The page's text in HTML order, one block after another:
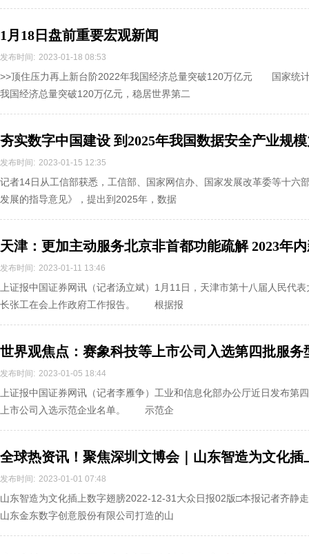
1月18日盘前重要宏观新闻
发布时间: 2023-01-18 08:53
>>顶住压力再上新台阶2022年我国经济总量突破120万亿元 国家统
我国经济总量突破120万亿元，稳居世界第二
夯实数字中国建设 到2025年我国数据安全产业规
发布时间: 2023-01-15 12:35
记者14日从工信部获悉，工信部、国家网信办、国家发展改革委等十六
发展的指导意见》，提出到2025年，数据
天津：更加主动服务北京非首都功能疏解 2023年
亿
发布时间: 2023-01-11 13:46
上证报中国证券网讯（记者汤立斌）1月11日，天津市第十八届人民代
长张工在会上作政府工作报告。 根据报
世界观焦点：赛象科技等上市公司入选第四批服务
发布时间: 2023-01-05 18:44
上证报中国证券网讯（记者李雁争）工业和信息化部办公厅近日发布第
上市公司入选示范企业名单。 示范企
全球热资讯！聚焦深圳文博会｜山东智造为文化插
发布时间: 2023-01-01 07:48
山东智造为文化插上数字翅膀2022-12-31大众日报02版□本报记者齐静
山东金东数字创意股份有限公司打造的山